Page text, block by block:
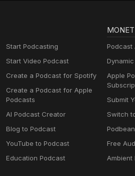
Start Podcasting
Start Video Podcast
Create a Podcast for Spotify
Create a Podcast for Apple
Podcasts
AI Podcast Creator
Blog to Podcast
YouTube to Podcast
Education Podcast
Podcast
Apple
Submit
Switch
Free
Ambient